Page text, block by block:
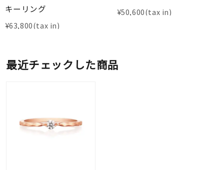
キーリング
¥63,800
¥50,600
最近チェックした商品